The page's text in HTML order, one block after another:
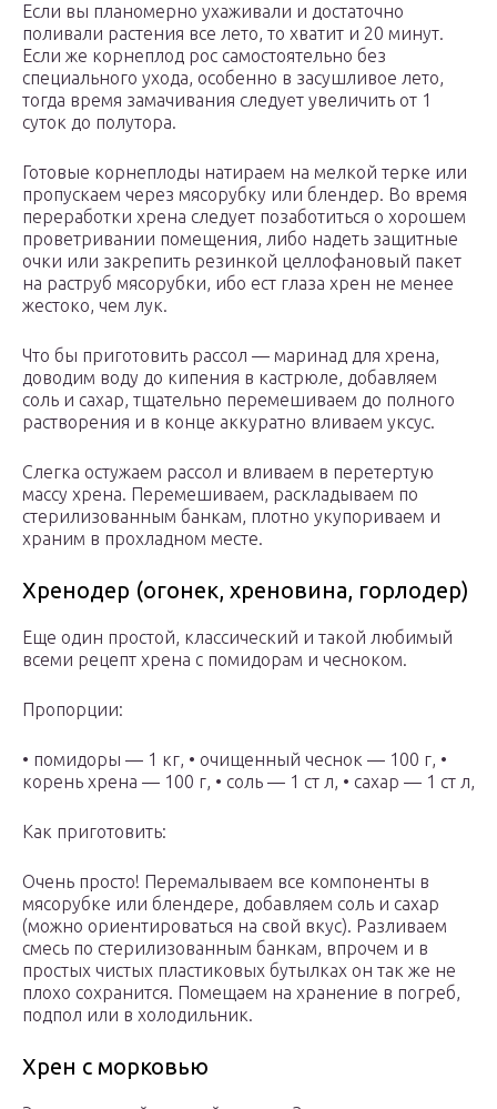
Если вы планомерно ухаживали и достаточно
поливали растения все лето, то хватит и 20 минут.
Если же корнеплод рос самостоятельно без
специального ухода, особенно в засушливое лето,
тогда время замачивания следует увеличить от 1
суток до полутора.
Готовые корнеплоды натираем на мелкой терке или
пропускаем через мясорубку или блендер. Во время
переработки хрена следует позаботиться о хорошем
проветривании помещения, либо надеть защитные
очки или закрепить резинкой целлофановый пакет
на раструб мясорубки, ибо ест глаза хрен не менее
жестоко, чем лук.
Что бы приготовить рассол — маринад для хрена,
доводим воду до кипения в кастрюле, добавляем
соль и сахар, тщательно перемешиваем до полного
растворения и в конце аккуратно вливаем уксус.
Слегка остужаем рассол и вливаем в перетертую
массу хрена. Перемешиваем, раскладываем по
стерилизованным банкам, плотно укупориваем и
храним в прохладном месте.
Хренодер (огонек, хреновина, горлодер)
Еще один простой, классический и такой любимый
всеми рецепт хрена с помидорам и чесноком.
Пропорции:
• помидоры — 1 кг, • очищенный чеснок — 100 г, •
корень хрена — 100 г, • соль — 1 ст л, • сахар — 1 ст л,
Как приготовить:
Очень просто! Перемалываем все компоненты в
мясорубке или блендере, добавляем соль и сахар
(можно ориентироваться на свой вкус). Разливаем
смесь по стерилизованным банкам, впрочем и в
простых чистых пластиковых бутылках он так же не
плохо сохранится. Помещаем на хранение в погреб,
подпол или в холодильник.
Хрен с морковью